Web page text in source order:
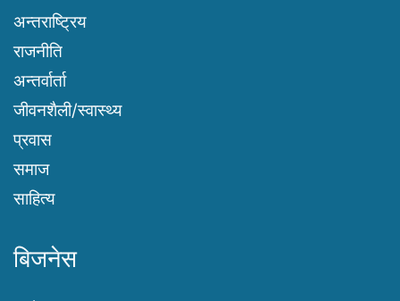
अन्तराष्ट्रिय
राजनीति
अन्तर्वार्ता
जीवनशैली/स्वास्थ्य
प्रवास
समाज
साहित्य
बिजनेस